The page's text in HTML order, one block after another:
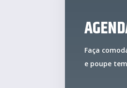
Faça
e poupe